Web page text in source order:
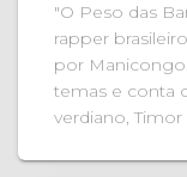
"O Peso das
rapper
por
temas e conta
verdiano, Timor